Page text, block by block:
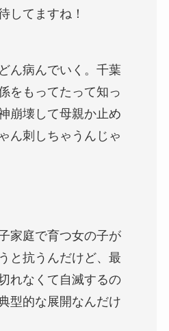
してますね！
ん病んでいく。千葉
をもってたって知っ
崩壊して母親か止め
ん刺しちゃうんじゃ
家庭で育つ女の子が
と抗うんだけど、最
れなくて自滅するの
型的な展開なんだけ